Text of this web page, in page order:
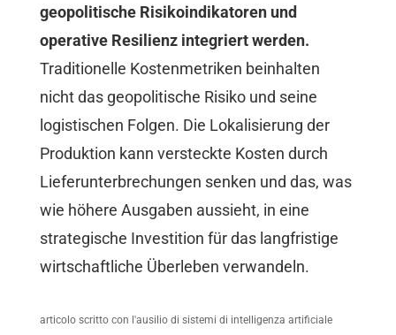
geopolitische Risikoindikatoren und
operative Resilienz integriert werden.
Traditionelle Kostenmetriken beinhalten
nicht das geopolitische Risiko und seine
logistischen Folgen. Die Lokalisierung der
Produktion kann versteckte Kosten durch
Lieferunterbrechungen senken und das, was
wie höhere Ausgaben aussieht, in eine
strategische Investition für das langfristige
wirtschaftliche Überleben verwandeln.
articolo scritto con l'ausilio di sistemi di intelligenza artificiale